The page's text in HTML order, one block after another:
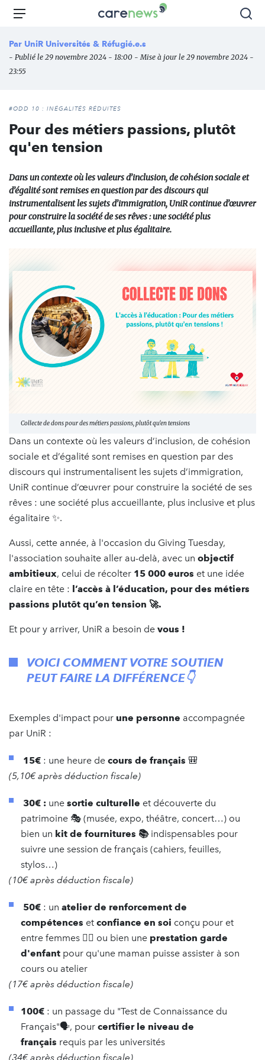
Aller
principal
Carenews,
média
des
Menu
Par UniR Universités & Réfugié.e.s
- Publié le 29 novembre 2024 - 18:00 - Mise à jour le 29 novembre 2024 -
23:55
#ODD 10 : INÉGALITÉS RÉDUITES
Pour des métiers passions, plutôt
qu'en tension
Dans un contexte où les valeurs d’inclusion, de cohésion sociale et
d’égalité sont remises en question par des discours qui
instrumentalisent les sujets d’immigration, UniR continue d’œuvrer
pour construire la société de ses rêves : une société plus
accueillante, plus inclusive et plus égalitaire​.
Collecte de dons pour des métiers passions, plutôt qu'en tensions
Dans un contexte où les valeurs d’inclusion, de cohésion
sociale et d’égalité sont remises en question par des
discours qui instrumentalisent les sujets d’immigration,
UniR continue d’œuvrer pour construire la société de ses
rêves : une société plus accueillante, plus inclusive et plus
égalitaire ✨​.
Aussi, cette année, à l'occasion du Giving Tuesday,
l'association souhaite aller au-delà, avec un objectif
ambitieux, celui de récolter 15 000 euros et une idée
claire en tête : l’accès à l’éducation, pour des métiers
passions plutôt qu’en tension 🚀.
Et pour y arriver, UniR a besoin de vous !
VOICI COMMENT VOTRE SOUTIEN
PEUT FAIRE LA DIFFÉRENCE​👇​
Exemples d'impact pour une personne accompagnée
par UniR :
15€ : une heure de cours de français 🎒​
(5,10€ après déduction fiscale)
30€ : une sortie culturelle et découverte du
patrimoine 🎭​ (musée, expo, théâtre, concert…) ou
bien un kit de fournitures 📚​ indispensables pour
suivre une session de français (cahiers, feuilles,
stylos…)
(10€ après déduction fiscale)
50€ : un atelier de renforcement de
compétences et confiance en soi conçu pour et
entre femmes 👯‍♀️​ ou bien une prestation garde
d'enfant pour qu'une maman puisse assister à son
cours ou atelier
(17€ après déduction fiscale)
100€ : un passage du "Test de Connaissance du
Français"🗣️, pour certifier le niveau de
français requis par les universités
(34€ après déduction fiscale)